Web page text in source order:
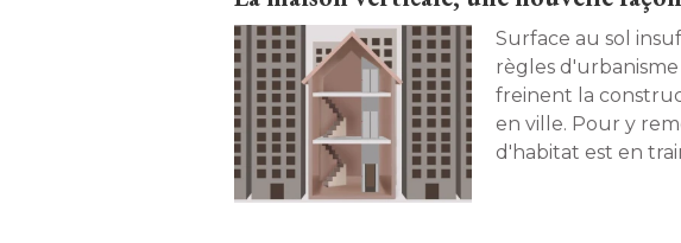
Surface au sol
règles
freinent la
en ville. Pour y
d'habitat est en